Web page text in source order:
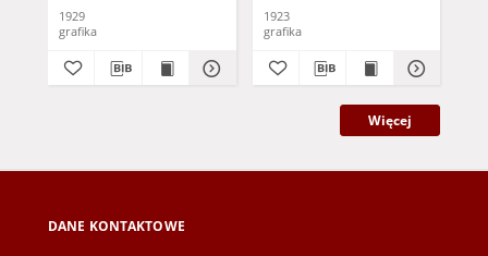
1929
grafika
1923
grafika
Więcej
DANE KONTAKTOWE